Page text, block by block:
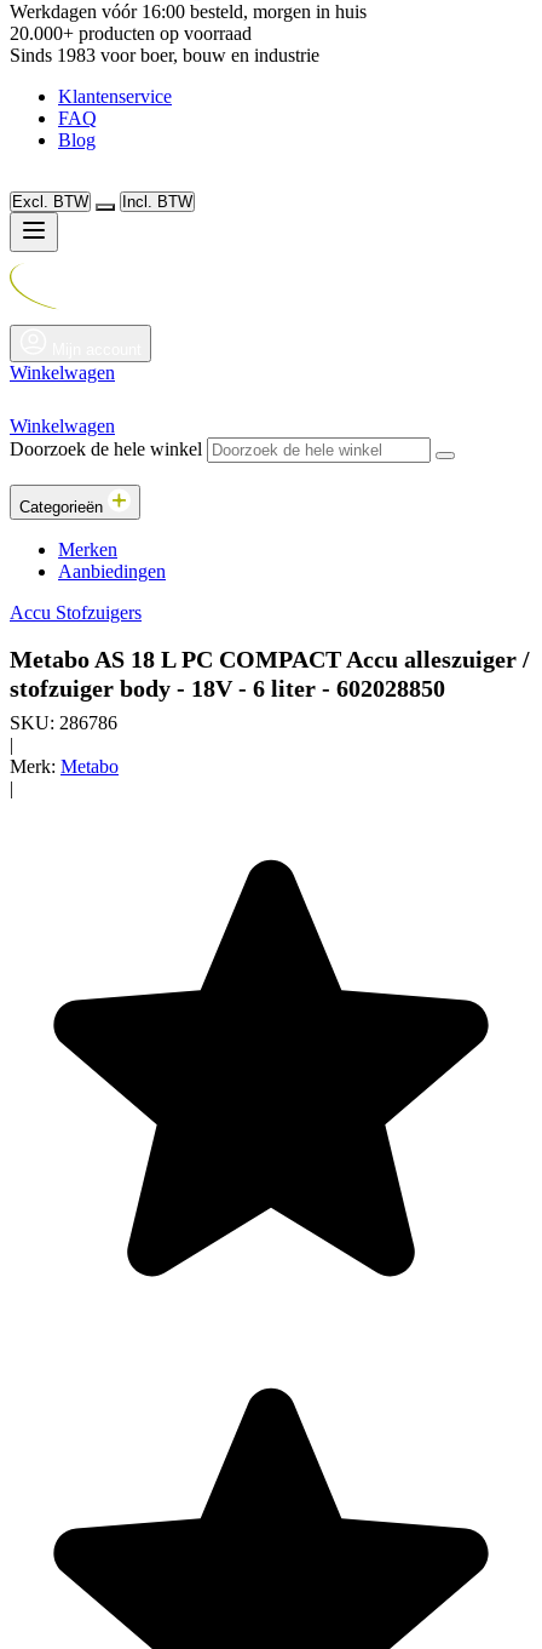
Werkdagen vóór 16:00 besteld, morgen in huis
20.000+ producten op voorraad
Sinds 1983 voor boer, bouw en industrie
Klantenservice
FAQ
Blog
Excl. BTW Incl. BTW
Winkelwagen
Winkelwagen
Doorzoek de hele winkel
Categorieën
Merken
Aanbiedingen
Accu Stofzuigers
Metabo AS 18 L PC COMPACT Accu alleszuiger /
stofzuiger body - 18V - 6 liter - 602028850
SKU: 286786
|
Merk: Metabo
|